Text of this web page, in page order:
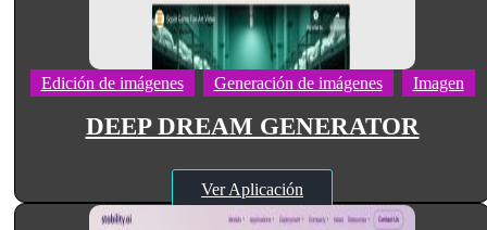
Edición de imágenes Generación de imágenes Imagen
DEEP DREAM GENERATOR
Ver Aplicación